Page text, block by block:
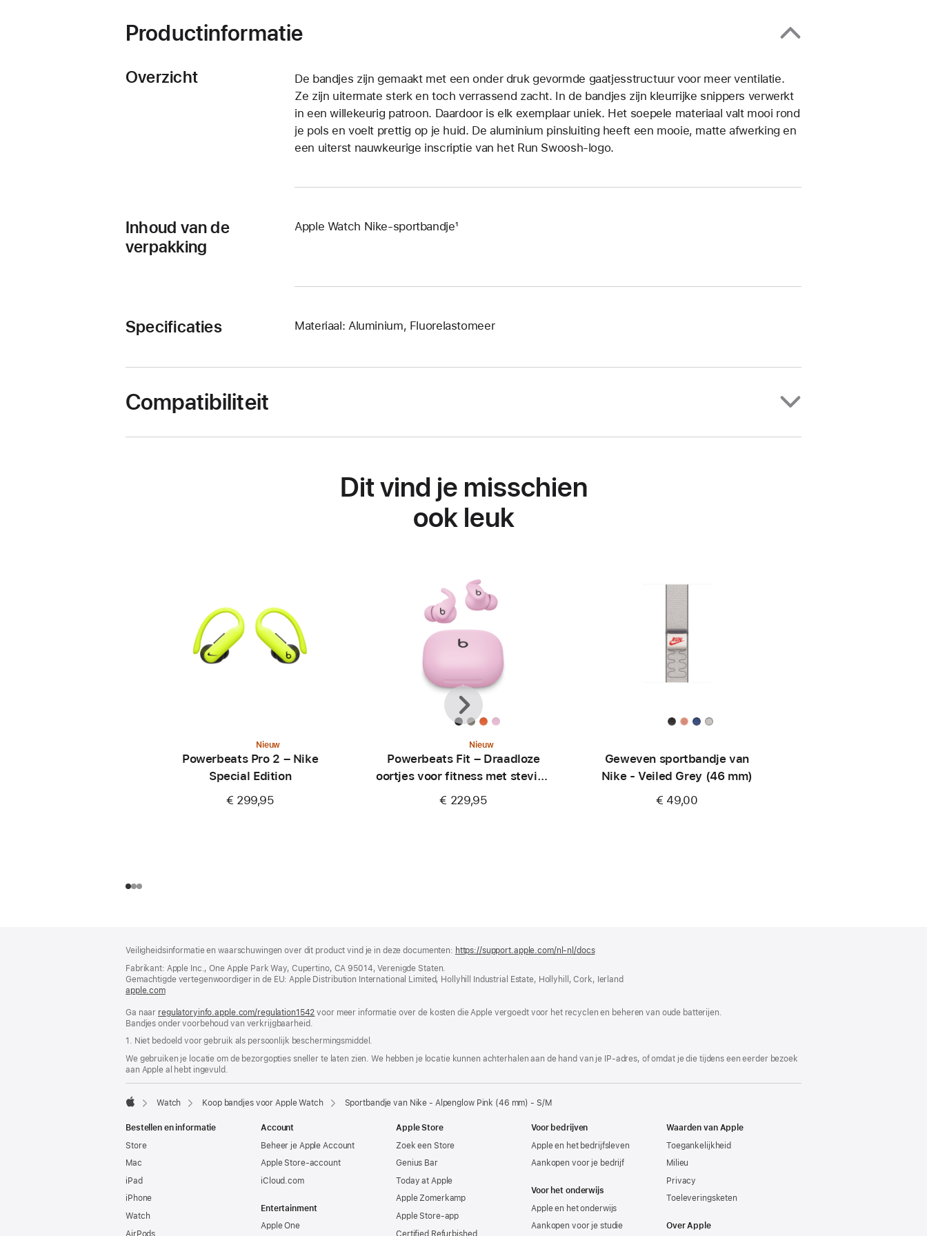
Productinformatie
Overzicht
De bandjes zijn gemaakt met een onder druk gevormde gaatjes­­structuur voor meer ventilatie.
Ze zijn uitermate sterk en toch verrassend zacht. In de bandjes zijn kleurrijke snippers verwerkt
in een willekeurig patroon. Daardoor is elk exemplaar uniek. Het soepele materiaal valt mooi rond
je pols en voelt prettig op je huid. De aluminium pinsluiting heeft een mooie, matte afwerking en
een uiterst nauwkeurige inscriptie van het Run Swoosh-logo.
Inhoud van de
verpakking
Apple Watch Nike-sportbandje¹
Specificaties Materiaal: Aluminium, Fluorelastomeer
Compatibiliteit
Dit vind je misschien
ook leuk
Nieuw
Powerbeats Pro 2 – Nike
Special Edition
€ 299,95
Nieuw
Powerbeats Fit – Draadloze
oortjes voor fitness met stevige
pasvorm – Krachtig roze
€ 229,95
Geweven sportbandje van
Nike - Veiled Grey (46 mm)
€ 49,00
Vorige
Volgende
Veiligheidsinformatie en waarschuwingen over dit product vind je in deze documenten: https://support.apple.com/nl-nl/docs(wordt
venster
Fabrikant: Apple Inc., One Apple Park Way, Cupertino, CA 95014, Verenigde Staten.
Gemachtigde vertegenwoordiger in de EU: Apple Distribution International Limited, Hollyhill Industrial Estate, Hollyhill, Cork, Ierland
apple.com(wordt
nieuw
venster
geopend)
Ga naar regulatoryinfo.apple.com/regulation1542 (wordt
nieuw
venster
geopend)
voor meer informatie over de kosten die Apple vergoedt voor het recyclen en beheren van oude batterijen.
Bandjes onder voorbehoud van verkrijgbaarheid.
1. Niet bedoeld voor gebruik als persoonlijk beschermings­middel.
We gebruiken je locatie om de bezorgopties sneller te laten zien. We hebben je locatie kunnen achterhalen aan de hand van je IP-adres, of omdat je die tijdens een eerder bezoek
aan Apple al hebt ingevuld.
Watch Koop bandjes voor Apple Watch Sportbandje van Nike - Alpenglow Pink (46 mm) - S/M
Bestellen en informatie
Store
Mac
iPad
iPhone
Watch
AirPods
Account
Beheer je Apple Account
Apple Store-account
iCloud.com
Entertainment
Apple One
Apple Store
Zoek een Store
Genius Bar
Today at Apple
Apple Zomerkamp
Apple Store-app
Certified Refurbished
Voor bedrijven
Apple en het bedrijfsleven
Aankopen voor je bedrijf
Voor het onderwijs
Apple en het onderwijs
Aankopen voor je studie
Waarden van Apple
Toegankelijkheid
Milieu
Privacy
Toeleveringsketen
Over Apple